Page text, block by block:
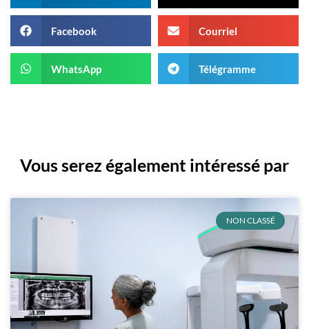
Facebook Courriel
WhatsApp Télégramme
Vous serez également intéressé par
NON CLASSÉ